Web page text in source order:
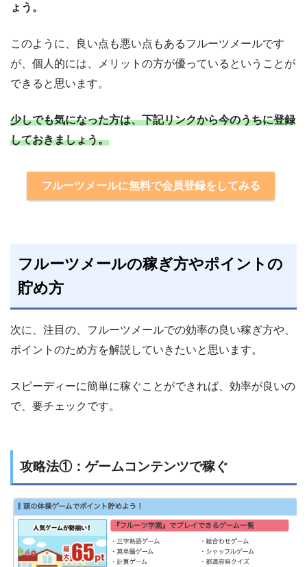
ょう。
このように、良い点も悪い点もあるフルーツメールです
が、個人的には、メリットの方が優っているということが
できると思います。
少しでも気になった方は、下記リンクから今のうちに登録
しておきましょう。
フルーツメールに無料で会員登録をしてみる
フルーツメールの稼ぎ方やポイントの
貯め方
次に、注目の、フルーツメールでの効率の良い稼ぎ方や、
ポイントのため方を解説していきたいと思います。
スピーディーに簡単に稼ぐことができれば、効率が良いの
で、要チェックです。
攻略法①：ゲームコンテンツで稼ぐ